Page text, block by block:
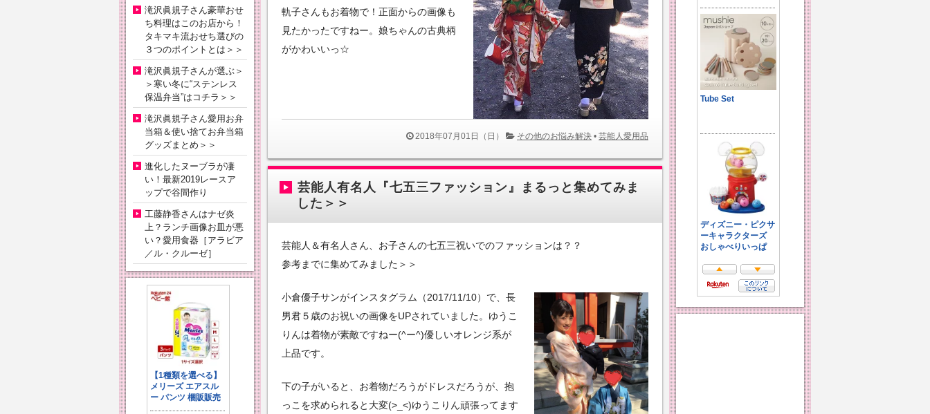
軌子さんもお着物で！正面からの画像も
見たかったですねー。娘ちゃんの古典柄
がかわいいっ☆
2018年07月01日（日） その他のお悩み解決 • 芸能人愛用品
芸能人有名人『七五三ファッション』まるっと集めてみま
した＞＞
芸能人＆有名人さん、お子さんの七五三祝いでのファッションは？？
参考までに集めてみました＞＞
小倉優子サンがインスタグラム（2017/11/10）で、長
男君５歳のお祝いの画像をUPされていました。ゆうこ
りんは着物が素敵ですねー(^ー^)優しいオレンジ系が
上品です。
下の子がいると、お着物だろうがドレスだろうが、抱
っこを求められると大変(>_<)ゆうこりん頑張ってます
滝沢眞規子さん豪華おせ
ち料理はこのお店から！
タキマキ流おせち選びの
３つのポイントとは＞＞
滝沢眞規子さんが選ぶ＞
＞寒い冬に“ステンレス
保温弁当”はコチラ＞＞
滝沢眞規子さん愛用お弁
当箱＆使い捨てお弁当箱
グッズまとめ＞＞
進化したヌーブラが凄
い！最新2019レースア
ップで谷間作り
工藤静香さんはナゼ炎
上？ランチ画像お皿が悪
い？愛用食器［アラビア
／ル・クルーゼ］